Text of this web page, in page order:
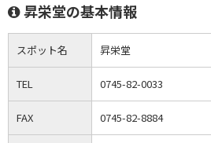
昇栄堂の基本情報
スポット名 昇栄堂
TEL 0745-82-0033
FAX 0745-82-8884